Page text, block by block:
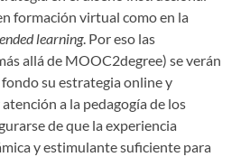
formación virtual como en la
learning. Por eso las
allá de MOOC2degree) se verán
su estrategia online y
a la pedagogía de los
de que la experiencia
y estimulante suficiente para